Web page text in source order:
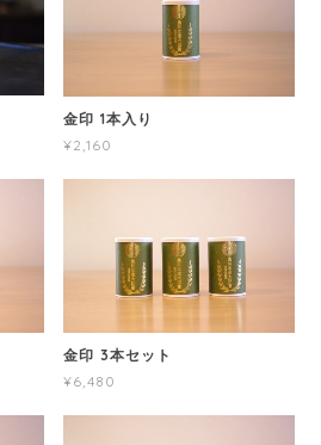
金印 1本入り
¥2,160
金印 3本セット
¥6,480